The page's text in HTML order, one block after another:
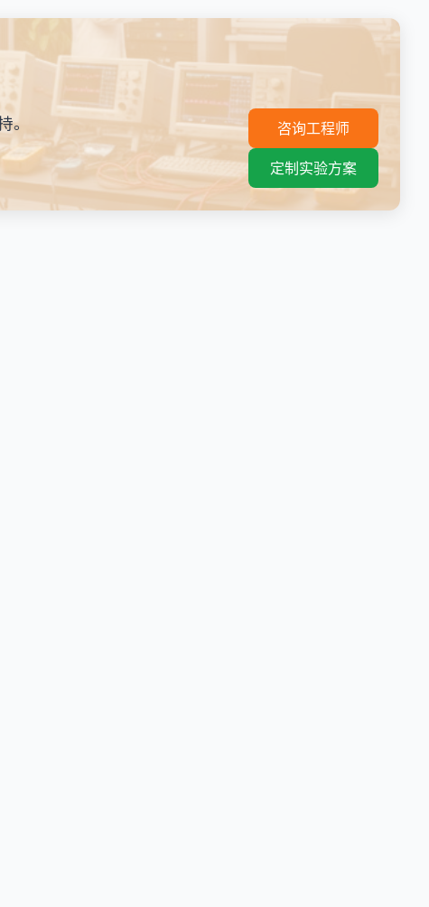
咨询工程师
定制实验方案